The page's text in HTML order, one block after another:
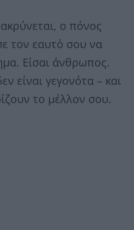
ο πόνος
τον εαυτό σου να
Είσαι άνθρωπος.
είναι γεγονότα – και
το μέλλον σου.